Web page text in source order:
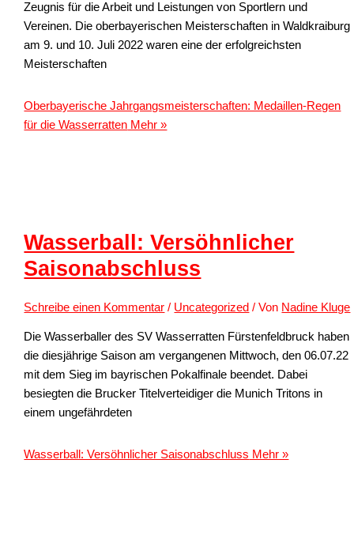
Zeugnis für die Arbeit und Leistungen von Sportlern und
Vereinen. Die oberbayerischen Meisterschaften in Waldkraiburg
am 9. und 10. Juli 2022 waren eine der erfolgreichsten
Meisterschaften
Oberbayerische Jahrgangsmeisterschaften: Medaillen-Regen
für die Wasserratten Mehr »
Wasserball: Versöhnlicher
Saisonabschluss
Schreibe einen Kommentar / Uncategorized / Von Nadine Kluge
Die Wasserballer des SV Wasserratten Fürstenfeldbruck haben
die diesjährige Saison am vergangenen Mittwoch, den 06.07.22
mit dem Sieg im bayrischen Pokalfinale beendet. Dabei
besiegten die Brucker Titelverteidiger die Munich Tritons in
einem ungefährdeten
Wasserball: Versöhnlicher Saisonabschluss Mehr »